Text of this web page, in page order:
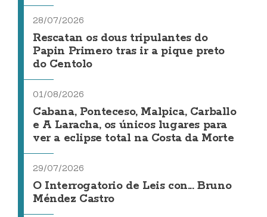
28/07/2026
Rescatan os dous tripulantes do
Papin Primero tras ir a pique preto
do Centolo
01/08/2026
Cabana, Ponteceso, Malpica, Carballo
e A Laracha, os únicos lugares para
ver a eclipse total na Costa da Morte
29/07/2026
O Interrogatorio de Leis con... Bruno
Méndez Castro